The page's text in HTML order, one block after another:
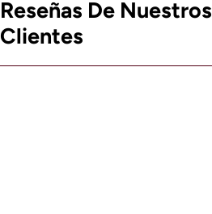
Reseñas De Nuestros
Clientes